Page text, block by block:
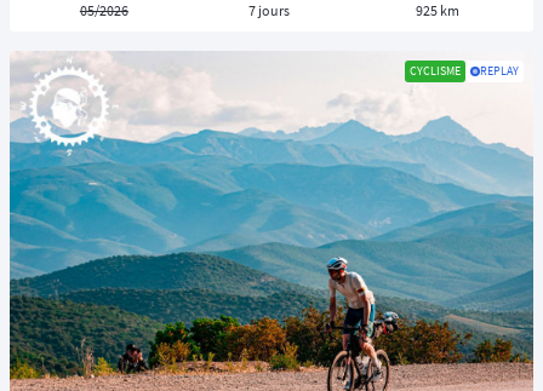
05/2026
7 jours
925 km
CYCLISME REPLAY